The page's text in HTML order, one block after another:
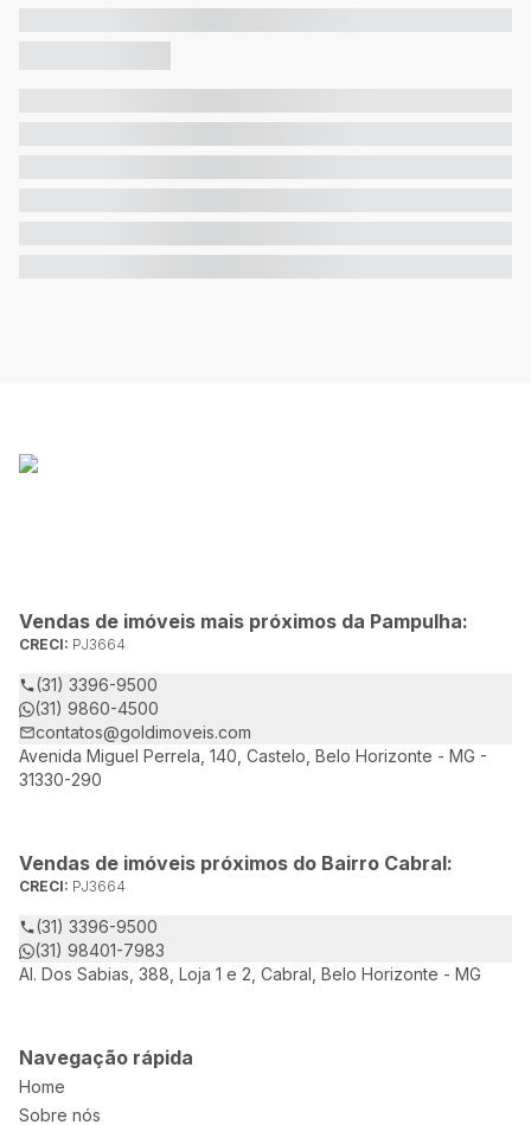
Vendas de imóveis mais próximos da Pampulha:
CRECI: PJ3664
(31) 3396-9500
(31) 9860-4500
contatos@goldimoveis.com
Avenida Miguel Perrela, 140, Castelo, Belo Horizonte - MG -
31330-290
Vendas de imóveis próximos do Bairro Cabral:
CRECI: PJ3664
(31) 3396-9500
(31) 98401-7983
Al. Dos Sabias, 388, Loja 1 e 2, Cabral, Belo Horizonte - MG
Navegação rápida
Home
Sobre nós